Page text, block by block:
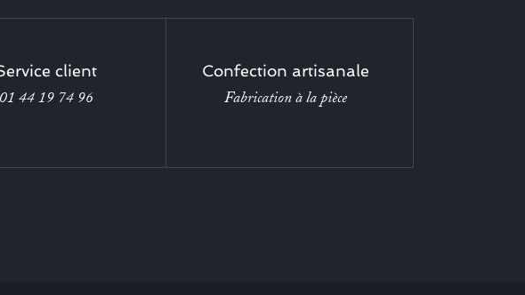
client
01 44 19 74 96
Confection artisanale
Fabrication à la pièce